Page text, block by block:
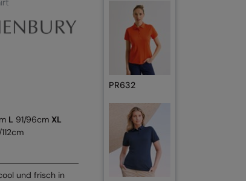
L 91/96cm XL
und frisch in
PR632